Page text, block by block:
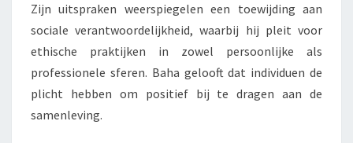
Zijn uitspraken weerspiegelen een toewijding aan
sociale verantwoordelijkheid, waarbij hij pleit voor
ethische praktijken in zowel persoonlijke als
professionele sferen. Baha gelooft dat individuen de
plicht hebben om positief bij te dragen aan de
samenleving.